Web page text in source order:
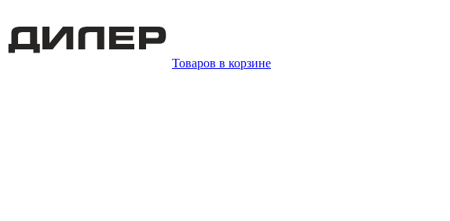
Товаров в корзине